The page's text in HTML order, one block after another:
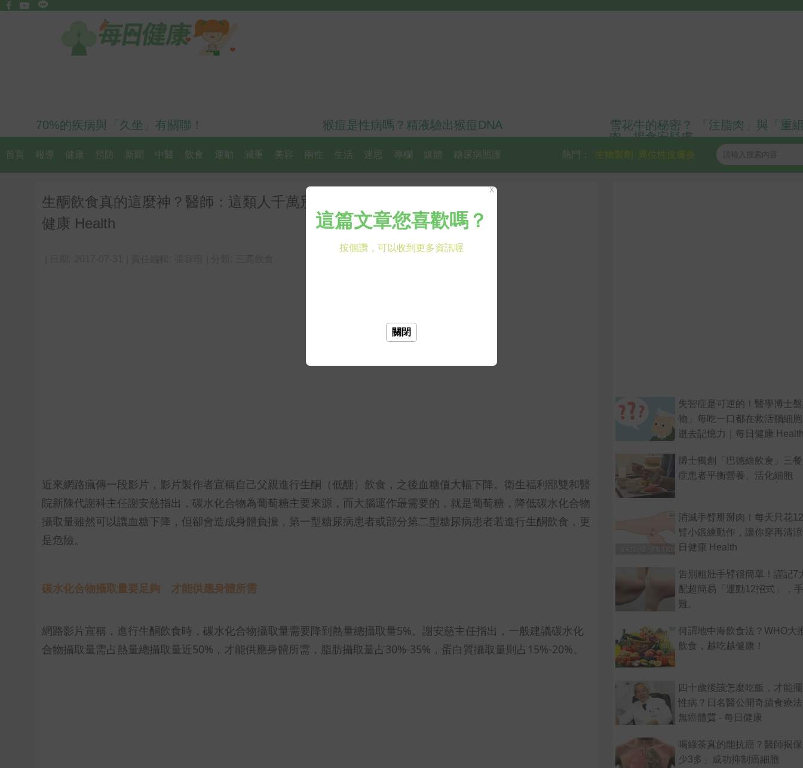
70%的疾病與「久坐」有關聯！ 猴痘是性病嗎？精液驗出猴痘DNA
雪花牛的秘密？ 「注脂肉」與「重
肉」揭食安疑慮
首頁 報導 健康 預防 新聞 中醫 飲食 運動 減重 美容 兩性 生活 迷思 專欄 媒體 糖尿病照護 異位性皮膚炎
生物製劑
熱門：
生酮飲食真的這麼神？醫師：這類人千萬別試，當心中毒身亡｜每日
健康 Health
近來網路瘋傳一段影片，影片製作者宣稱自己父親進行生酮（低醣）飲食，之後血糖值大幅下降。衛生福利部雙和醫
院新陳代謝科主任謝安慈指出，碳水化合物為葡萄糖主要來源，而大腦運作最需要的，就是葡萄糖，降低碳水化合物
攝取量雖然可以讓血糖下降，但卻會造成身體負擔，第一型糖尿病患者或部分第二型糖尿病患者若進行生酮飲食，更
是危險。
碳水化合物攝取量要足夠 才能供應身體所需
網路影片宣稱，進行生酮飲食時，碳水化合物攝取量需要降到熱量總攝取量5%。謝安慈主任指出，一般建議碳水化
合物攝取量需占熱量總攝取量近50%，才能供應身體所需，脂肪攝取量占30%-35%，蛋白質攝取量則占15%-20%。
失智症是可逆的！醫學博士
物」每吃一口都在救活腦細
逝去記憶力｜每日健康
博士獨創「巴德維飲食」三
症患者平衡營養、活化細胞
消滅手臂掰掰肉！每天只花
臂小鍛練動作，讓你穿再清
日健康 Health
告別粗壯手臂很簡單！謹記7
配超簡易「運動12招式」，
難。
何謂地中海飲食法？WHO大
飲食，越吃越健康！
四十歲後該怎麼吃飯，才能
性病？日名醫公開奇蹟食療
無癌體質 - 每日健康
喝綠茶真的能抗癌？醫師揭
少3多」成功抑制癌細胞
X
關閉